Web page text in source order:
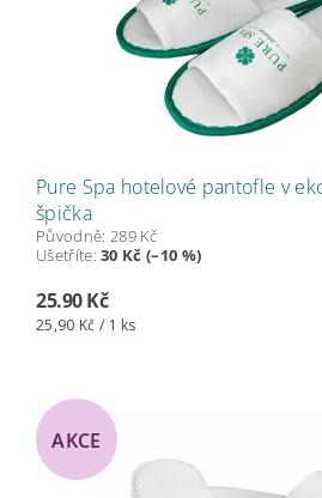
Pure Spa hotelové pantofle v
špička
Původně: 289 Kč
Ušetříte:30 Kč (–10 %)
25.90 Kč
25,90 Kč / 1 ks
AKCE